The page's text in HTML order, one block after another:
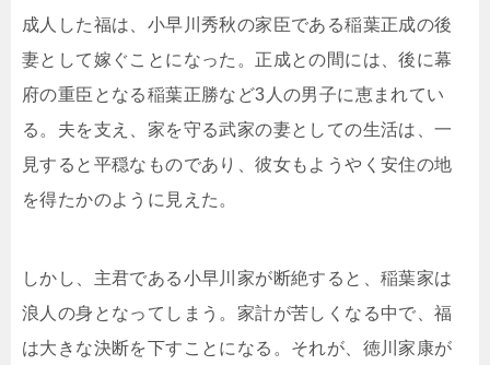
成人した福は、小早川秀秋の家臣である稲葉正成の後
妻として嫁ぐことになった。正成との間には、後に幕
府の重臣となる稲葉正勝など3人の男子に恵まれてい
る。夫を支え、家を守る武家の妻としての生活は、一
見すると平穏なものであり、彼女もようやく安住の地
を得たかのように見えた。
しかし、主君である小早川家が断絶すると、稲葉家は
浪人の身となってしまう。家計が苦しくなる中で、福
は大きな決断を下すことになる。それが、徳川家康が